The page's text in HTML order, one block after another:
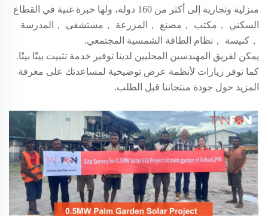
منزلية وتجارية إلى أكثر من 160 دولة، ولها خبرة غنية في القطاع
السكني
， مكتب ， مصنع ， المزرعة ， مستشفى ，
المدرسة
， كنيسة ， نظام الطاقة الشمسية المجتمعي.
يمكن لفريق المهندسين المحليين لدينا توفير خدمة تثبيت بيتًا بيتًا.
كما نوفر زيارات لأنظمة عرض توضيحية لمساعدتك على معرفة
المزيد حول جودة منتجاتنا قبل الطلب.